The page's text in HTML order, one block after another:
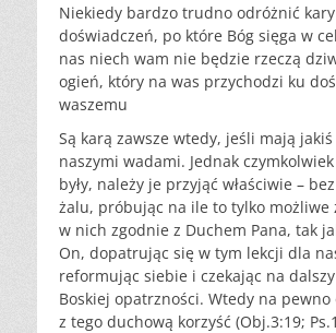
Niekiedy bardzo trudno odróżnić
doświadczeń, po które Bóg sięga w
nas niech wam nie będzie rzeczą
ogień, który na was przychodzi ku
waszemu
Są karą zawsze wtedy, jeśli mają jakiś
naszymi wadami. Jednak
były, należy je przyjąć właściwie –
żalu, próbując na ile to tylko możliwe
w nich zgodnie z Duchem Pana, tak
On, dopatrując się w tym lekcji dla
reformując siebie i czekając na
Boskiej opatrzności. Wtedy na
z tego duchową korzyść (Obj.3:19;